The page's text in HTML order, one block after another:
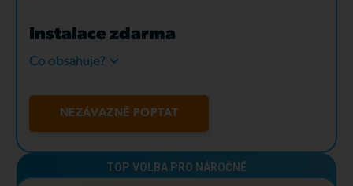
Instalace zdarma
Co obsahuje?
NEZÁVAZNĚ POPTAT